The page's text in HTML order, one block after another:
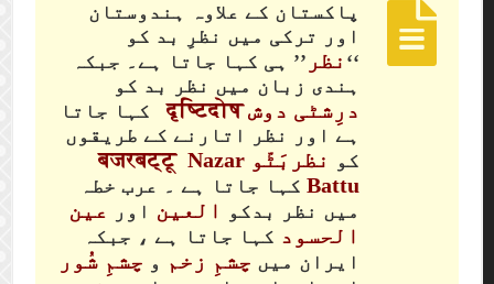
پاکستان کے علاوہ ہندوستان
اور ترکی میں نظرِ بد کو
‘‘ نظر ’’ ہی کہا جاتا ہے۔ جبکہ
ہندی زبان میں نظر بد کو
درِشٹی دوش दृष्टिदोष
کہا جاتا
ہے اور نظر اتارنے کے طریقوں
کو
نظربَٹّو बजरबट्टू Nazar
Battu کہا جاتا ہے ۔ عرب خطہ
میں نظر بدکو
العین اور
عين
الحسود کہا جاتا ہے ، جبکہ
ایران میں چشمِ زخم و چشمِ شُور